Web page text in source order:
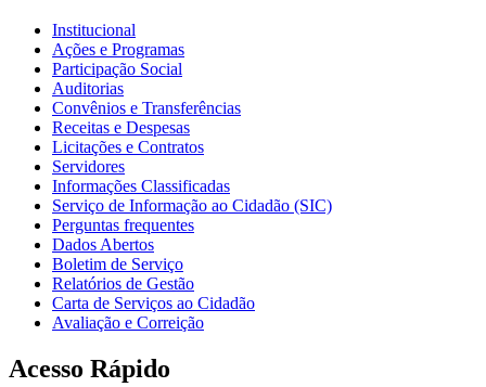
Institucional
Ações e Programas
Participação Social
Auditorias
Convênios e Transferências
Receitas e Despesas
Licitações e Contratos
Servidores
Informações Classificadas
Serviço de Informação ao Cidadão (SIC)
Perguntas frequentes
Dados Abertos
Boletim de Serviço
Relatórios de Gestão
Carta de Serviços ao Cidadão
Avaliação e Correição
Acesso Rápido